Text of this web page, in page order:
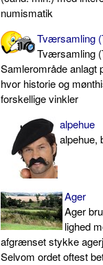
numismatik
Tværsamling
Tværsamling
Samlerområde
hvor historie og
forskellige vinkler
alpehue
alpehue,
Ager
Ager
lighed
afgrænset stykke
Selvom ordet oftest